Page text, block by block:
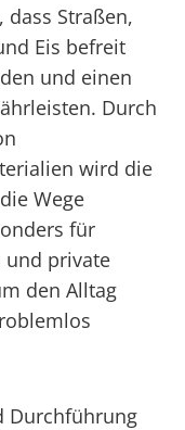
Straßen,
Eis befreit
und einen
Durch
wird die
Wege
für
und private
den Alltag
Durchführung